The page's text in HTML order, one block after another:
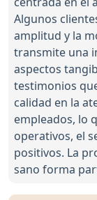
Algunos
amplitud y la
transmite una
aspectos
testimonios
calidad en la
empleados, lo
operativos, el
positivos. La
sano forma